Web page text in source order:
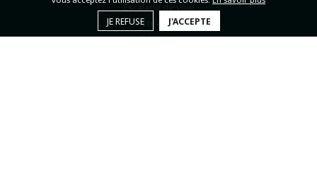
Escalade de voie
Enfants
Sécurité
JE REFUSE J'ACCEPTE